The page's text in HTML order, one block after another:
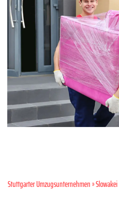
Stuttgarter Umzugsunternehmen»Slowakei